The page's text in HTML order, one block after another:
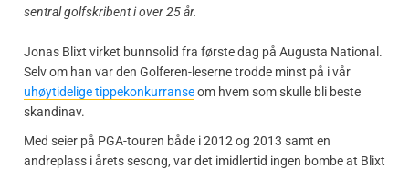
sentral golfskribent i over 25 år.
Jonas Blixt virket bunnsolid fra første dag på Augusta National.
Selv om han var den Golferen-leserne trodde minst på i vår
uhøytidelige tippekonkurranseom hvem som skulle bli beste
skandinav.
Med seier på PGA-touren både i 2012 og 2013 samt en
andreplass i årets sesong, var det imidlertid ingen bombe at Blixt